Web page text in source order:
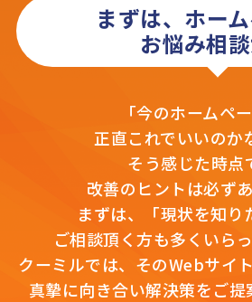
まずは、ホー
お悩み相
「今のホームペー
正直これでいいのか
そう感じた時点
改善のヒントは必ずあ
まずは、「現状を知り
ご相談頂く方も多くいらっ
クーミルでは、そのWebサイ
真摯に向き合い解決策をご提